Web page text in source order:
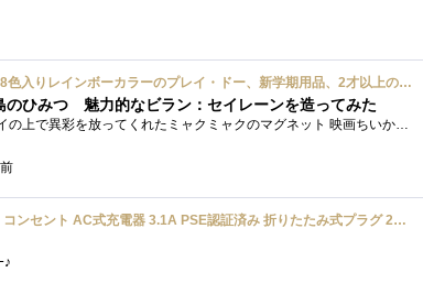
ハズブロ(HASBRO) 約56g 8色入りレインボーカラーのプレイ・ドー、新学期用品、2才以上のプリスクールの子供向け、子供向けのアート&クラフト 粘土 ねんど、こどもの日、子供の日プレゼント
のひみつ 魅力的なビラン：セイレーンを造ってみた
もう１年以上、釣り銭トレイの上で異彩を放ってくれたミャクミャクのマグネット 映画ちいかわ人魚の島のひみつを鑑賞後、素敵なビランのセイ...
UGREEN usbアダプタ usb コンセント AC式充電器 3.1A PSE認証済み 折りたたみ式プラグ 2ポート
♪